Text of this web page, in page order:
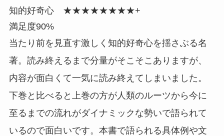
知的好奇心 ★★★★★★★★+
満足度90%
当たり前を見直す激しく知的好奇心を揺さぶる名
著。読み終えるまで分量がそこそこありますが、
内容が面白くて一気に読み終えてしまいました。
下巻と比べると上巻の方が人類のルーツから今に
至るまでの流れがダイナミックな勢いで語られて
いるので面白いです。本書で語られる具体例や文